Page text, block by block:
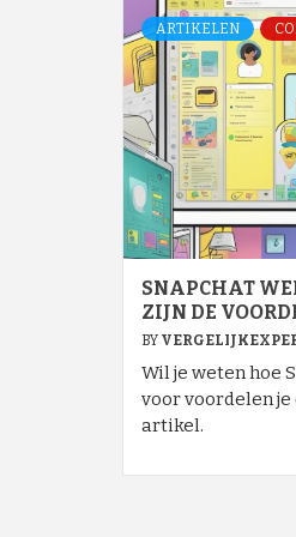
ARTIKELEN
SNAPCHAT
ZIJN DE
BY
Wil je weten hoe
voor voordelen je
artikel.